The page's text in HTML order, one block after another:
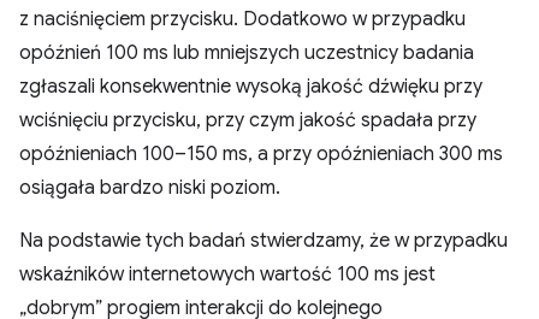
z naciśnięciem przycisku. Dodatkowo w przypadku
opóźnień 100 ms lub mniejszych uczestnicy badania
zgłaszali konsekwentnie wysoką jakość dźwięku przy
wciśnięciu przycisku, przy czym jakość spadała przy
opóźnieniach 100–150 ms, a przy opóźnieniach 300 ms
osiągała bardzo niski poziom.
Na podstawie tych badań stwierdzamy, że w przypadku
wskaźników internetowych wartość 100 ms jest
„dobrym” progiem interakcji do kolejnego